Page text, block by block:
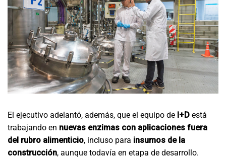
El ejecutivo adelantó, además, que el equipo de I+D está
trabajando en nuevas enzimas con aplicaciones fuera
del rubro alimenticio, incluso para insumos de la
construcción, aunque todavía en etapa de desarrollo.